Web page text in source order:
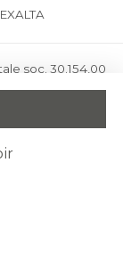
EXALTA
soc. 30.154,00
loc. Anselmo